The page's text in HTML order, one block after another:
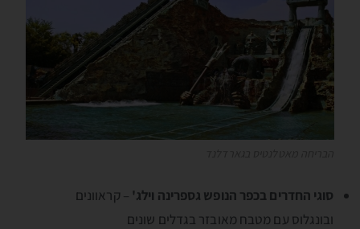
סוגי החדרים בכפר הנופש גספרינה וילג' – קראוונים
ובונגלוס עם מטבח מאובזר בגדלים שונים